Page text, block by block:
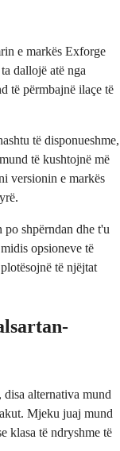
e markës Exforge
dallojë atë nga
të përmbajnë ilaçe të
të disponueshme,
të kushtojnë më
versionin e markës
shpërndan dhe t'u
opsioneve të
të njëjtat
alternativa mund
Mjeku juaj mund
klasa të ndryshme të